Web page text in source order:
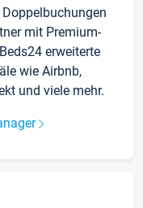
mit Premium-
erweiterte
wie Airbnb,
und viele mehr.